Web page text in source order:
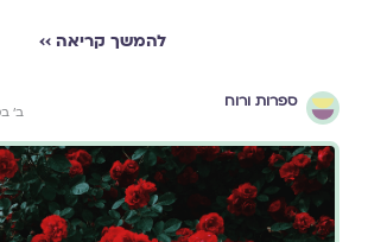
להמשך קריאה ››
ספרות ורוח
ב׳